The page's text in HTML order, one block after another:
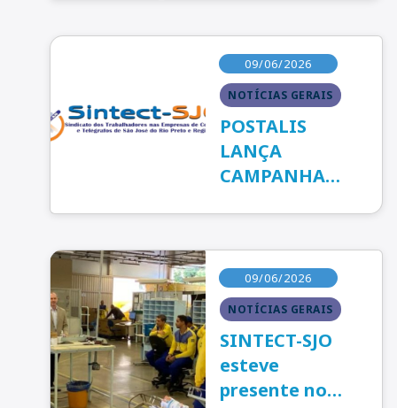
PROCESSO
NOTÍCIAS GERAIS
09/06/2026
POSTALIS
LANÇA
CAMPANHA
NOTÍCIAS GERAIS
09/06/2026
SINTECT-SJO
esteve
presente no